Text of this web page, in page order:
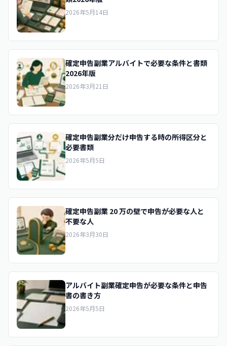
2026年5月14日
確定申告副業アルバイトで必要な条件と書類
2026年版
2026年3月21日
確定申告副業分だけ申告する時の所得区分と
必要書類
2026年5月5日
確定申告副業 20 万の壁で申告が必要な人と
不要な人
2026年3月30日
アルバイト副業確定申告が必要な条件と申告
書の書き方
2026年5月5日